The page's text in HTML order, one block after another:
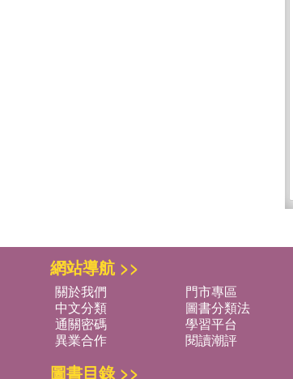
網站導航 >>
關於我們 門市專區
中文分類
圖書分類法
通關密碼
學習平台
異業合作
閱讀潮評
圖書目錄 >>